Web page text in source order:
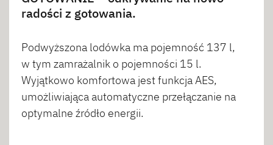
radości z gotowania.
Podwyższona lodówka ma pojemność 137 l,
w tym zamrażalnik o pojemności 15 l.
Wyjątkowo komfortowa jest funkcja AES,
umożliwiająca automatyczne przełączanie na
optymalne źródło energii.